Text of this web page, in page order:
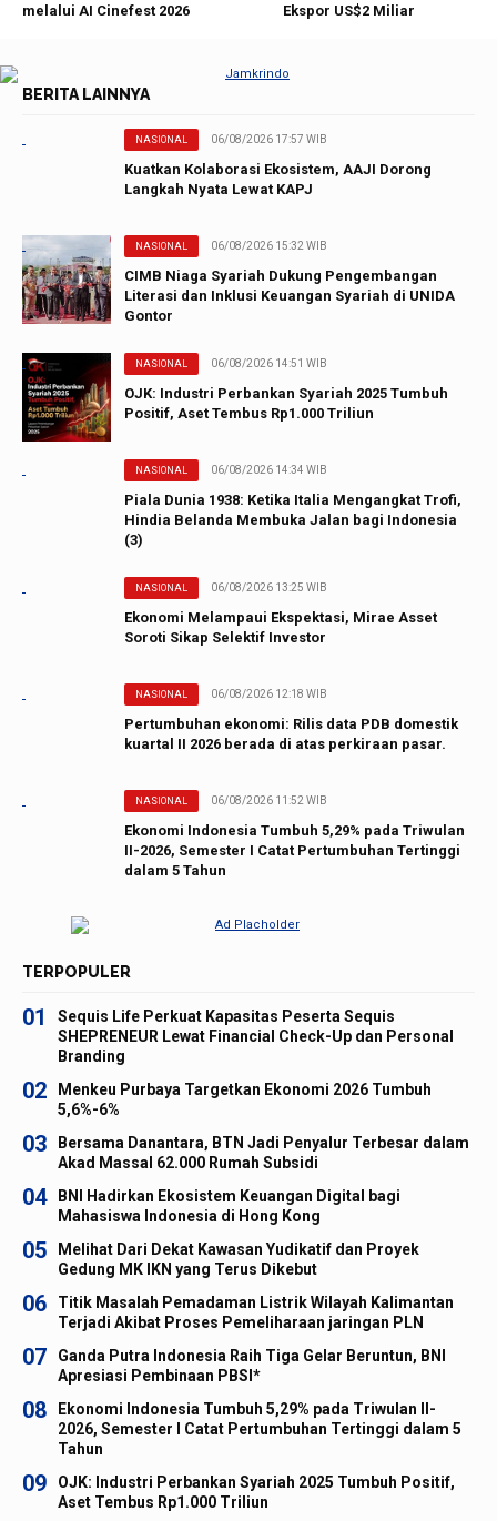
melalui AI Cinefest 2026
Ekspor US$2 Miliar
BERITA LAINNYA
NASIONAL 06/08/2026 17:57 WIB
Kuatkan Kolaborasi Ekosistem, AAJI Dorong
Langkah Nyata Lewat KAPJ
NASIONAL 06/08/2026 15:32 WIB
CIMB Niaga Syariah Dukung Pengembangan
Literasi dan Inklusi Keuangan Syariah di UNIDA
Gontor
NASIONAL 06/08/2026 14:51 WIB
OJK: Industri Perbankan Syariah 2025 Tumbuh
Positif, Aset Tembus Rp1.000 Triliun
NASIONAL 06/08/2026 14:34 WIB
Piala Dunia 1938: Ketika Italia Mengangkat Trofi,
Hindia Belanda Membuka Jalan bagi Indonesia
(3)
NASIONAL 06/08/2026 13:25 WIB
Ekonomi Melampaui Ekspektasi, Mirae Asset
Soroti Sikap Selektif Investor
NASIONAL 06/08/2026 12:18 WIB
Pertumbuhan ekonomi: Rilis data PDB domestik
kuartal II 2026 berada di atas perkiraan pasar.
NASIONAL 06/08/2026 11:52 WIB
Ekonomi Indonesia Tumbuh 5,29% pada Triwulan
II-2026, Semester I Catat Pertumbuhan Tertinggi
dalam 5 Tahun
TERPOPULER
01
Sequis Life Perkuat Kapasitas Peserta Sequis
SHEPRENEUR Lewat Financial Check-Up dan Personal
Branding
02
Menkeu Purbaya Targetkan Ekonomi 2026 Tumbuh
5,6%-6%
03
Bersama Danantara, BTN Jadi Penyalur Terbesar dalam
Akad Massal 62.000 Rumah Subsidi
04
BNI Hadirkan Ekosistem Keuangan Digital bagi
Mahasiswa Indonesia di Hong Kong
05
Melihat Dari Dekat Kawasan Yudikatif dan Proyek
Gedung MK IKN yang Terus Dikebut
06
Titik Masalah Pemadaman Listrik Wilayah Kalimantan
Terjadi Akibat Proses Pemeliharaan jaringan PLN
07
Ganda Putra Indonesia Raih Tiga Gelar Beruntun, BNI
Apresiasi Pembinaan PBSI*
08
Ekonomi Indonesia Tumbuh 5,29% pada Triwulan II-
2026, Semester I Catat Pertumbuhan Tertinggi dalam 5
Tahun
09
OJK: Industri Perbankan Syariah 2025 Tumbuh Positif,
Aset Tembus Rp1.000 Triliun